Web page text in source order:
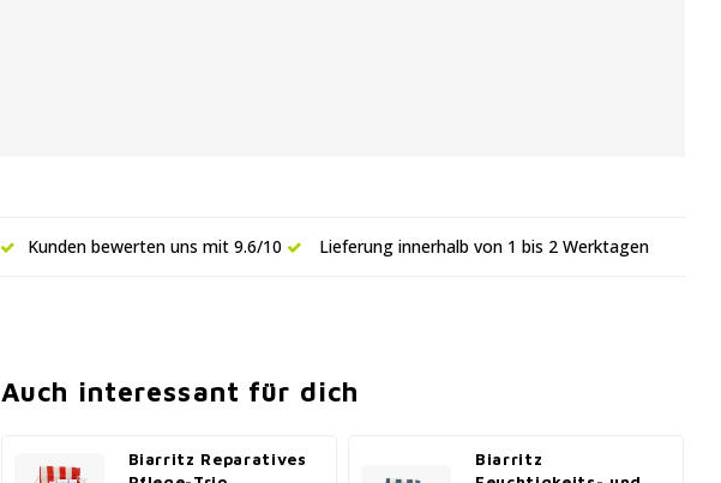
Kunden bewerten uns mit 9.6/10 Lieferung innerhalb von 1 bis 2 Werktagen
Auch interessant für dich
Biarritz Reparatives
Biarritz